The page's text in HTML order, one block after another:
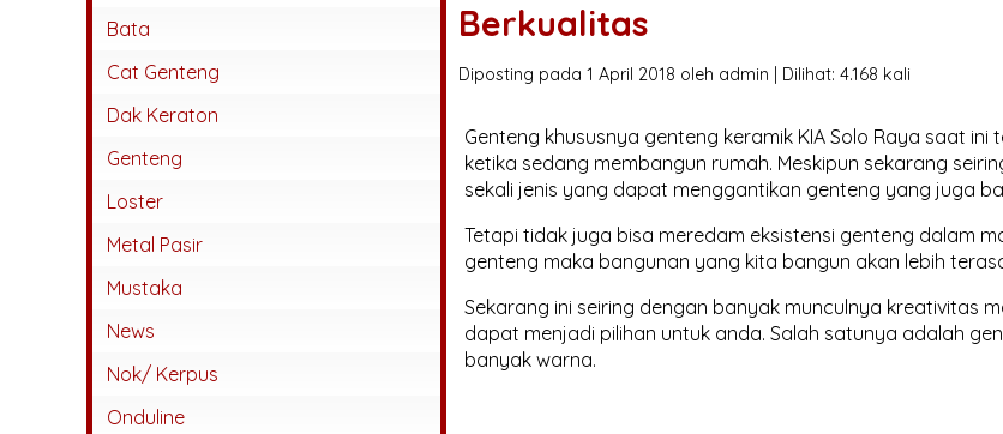
Berkualitas
Diposting pada 1 April 2018 oleh admin | Dilihat: 4.168 kali
Genteng khususnya genteng keramik KIA Solo Raya saat
ketika sedang membangun rumah. Meskipun sekarang
sekali jenis yang dapat menggantikan genteng yang juga
Tetapi tidak juga bisa meredam eksistensi genteng dalam
genteng maka bangunan yang kita bangun akan lebih
Sekarang ini seiring dengan banyak munculnya kreativitas
dapat menjadi pilihan untuk anda. Salah satunya adalah
banyak warna.
Bata
Bata Espos
Bata Press
Bata Tempel
Cat Genteng
Dak Keraton
Genteng
Abadi
Beton
Jatiwangi
Kaca
Karangpilang
Keramik
Loster
Metal Pasir
Mustaka
News
Nok/ Kerpus
Onduline